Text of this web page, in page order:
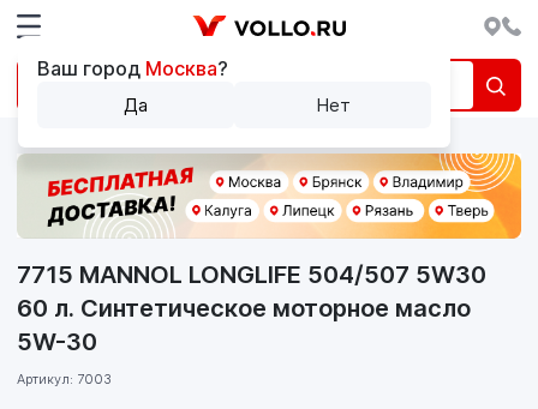
7715 MANNOL LONGLIFE 504/507 5W30
60 л. Синтетическое моторное масло
5W-30
Артикул: 7003
Ваш город Москва?
Да Нет